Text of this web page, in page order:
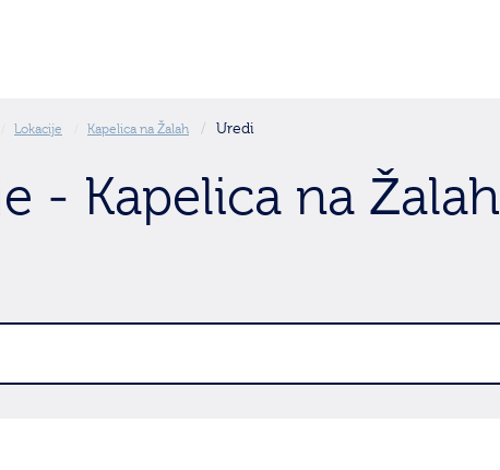
Lokacije Kapelica na Žalah Uredi
- Kapelica na Žalah